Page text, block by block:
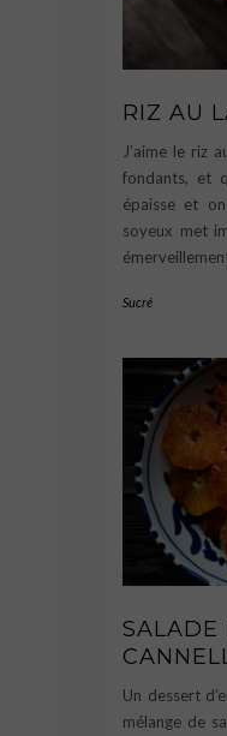
RIZ AU
J’aime le riz
fondants, et
épaisse et
soyeux met
Sucré
SALADE
Un dessert
mélange de